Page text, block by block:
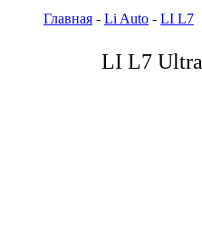
Главная - Li Auto - LI L7
LI L7 Ultra